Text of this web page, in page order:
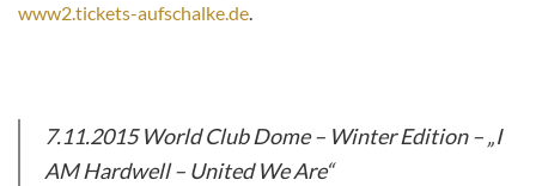
www2.tickets-aufschalke.de.
7.11.2015World Club Dome – Winter Edition –„I
AM Hardwell – United We Are“